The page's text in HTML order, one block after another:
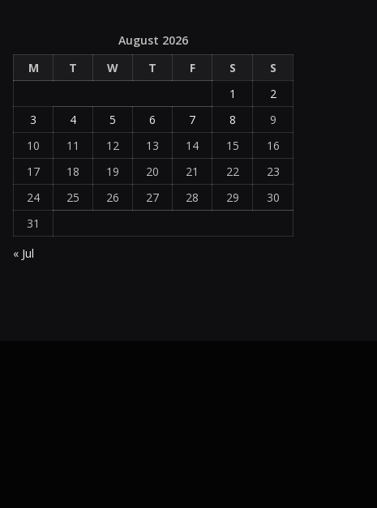
August 2026
M
T W T F S
S
1
2
3
4 5 6 7 8
9
10
11 12 13 14 15
16
17
18 19 20 21 22
23
24
25 26 27 28 29
30
31
« Jul